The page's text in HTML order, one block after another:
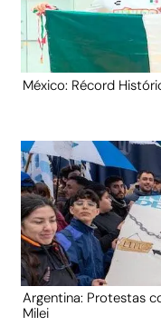
México: Récord
Argentina: Protestas
Milei